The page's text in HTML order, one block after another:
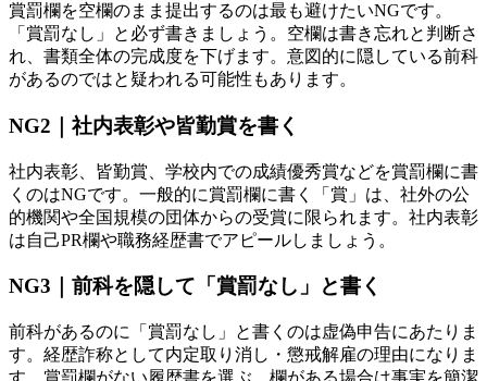
賞罰欄を空欄のまま提出するのは最も避けたいNGです。
「賞罰なし」と必ず書きましょう。空欄は書き忘れと判断さ
れ、書類全体の完成度を下げます。意図的に隠している前科
があるのではと疑われる可能性もあります。
NG2｜社内表彰や皆勤賞を書く
社内表彰、皆勤賞、学校内での成績優秀賞などを賞罰欄に書
くのはNGです。一般的に賞罰欄に書く「賞」は、社外の公
的機関や全国規模の団体からの受賞に限られます。社内表彰
は自己PR欄や職務経歴書でアピールしましょう。
NG3｜前科を隠して「賞罰なし」と書く
前科があるのに「賞罰なし」と書くのは虚偽申告にあたりま
す。経歴詐称として内定取り消し・懲戒解雇の理由になりま